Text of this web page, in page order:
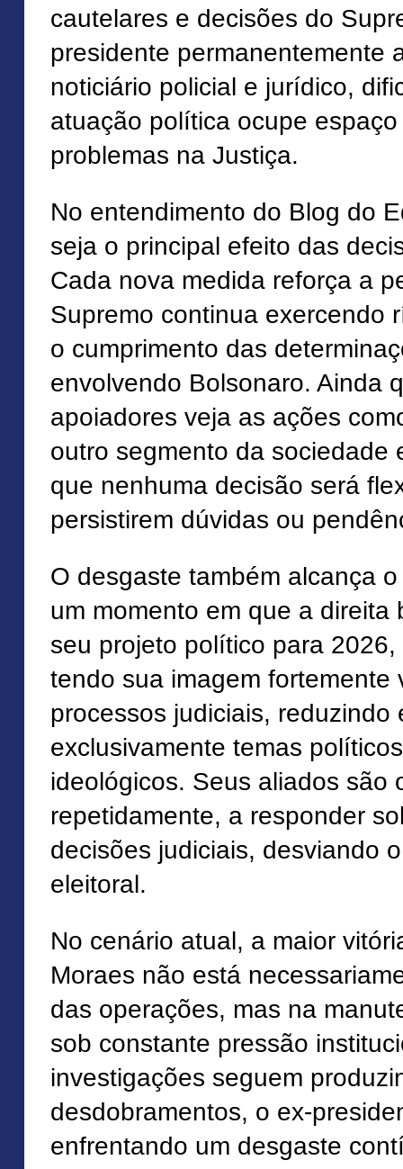
cautelares e decisões do
presidente permanentemente
noticiário policial e jurídico,
atuação política ocupe
problemas na Justiça.
No entendimento do Blog do
seja o principal efeito das
Cada nova medida reforça a
Supremo continua exercendo
o cumprimento das
envolvendo Bolsonaro. Ainda
apoiadores veja as ações
outro segmento da sociedade
que nenhuma decisão será
persistirem dúvidas ou
O desgaste também alcança
um momento em que a direita
seu projeto político para
tendo sua imagem fortemente
processos judiciais, reduzindo
exclusivamente temas
ideológicos. Seus aliados são
repetidamente, a responder
decisões judiciais, desviando
eleitoral.
No cenário atual, a maior
Moraes não está
das operações, mas na
sob constante pressão
investigações seguem
desdobramentos, o ex-
enfrentando um desgaste